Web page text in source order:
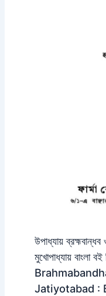
উপাধ্যায় ব্রহ্মবান্ধব
মুখোপাধ্যায়
Jatiyotabad :